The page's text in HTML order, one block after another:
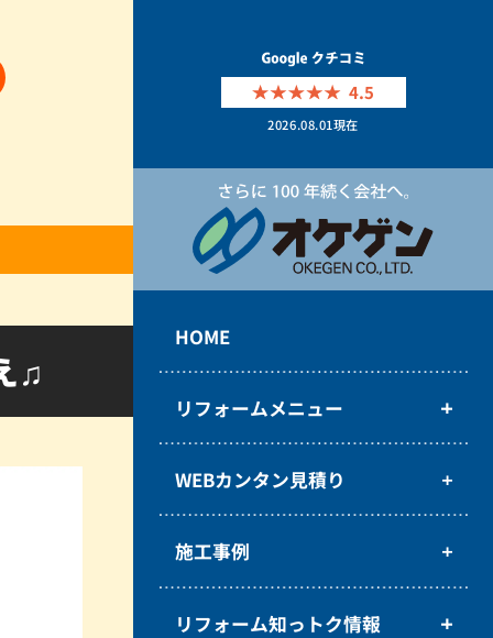
4.5
2026.08.01現在
HOME
リフォームメニュー
WEBカンタン見積り
施工事例
リフォーム知っトク情報
♫